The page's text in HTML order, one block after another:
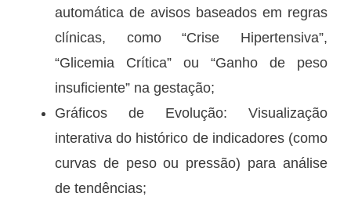
automática de avisos baseados em regras
clínicas, como “Crise Hipertensiva”,
“Glicemia Crítica” ou “Ganho de peso
insuficiente” na gestação;
Gráficos de Evolução: Visualização
interativa do histórico de indicadores (como
curvas de peso ou pressão) para análise
de tendências;